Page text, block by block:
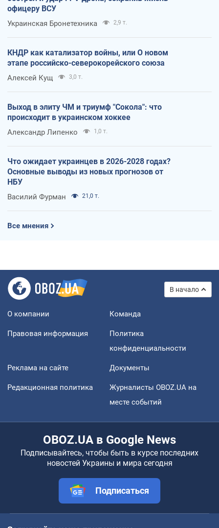
офицеру ВСУ
Украинская Бронетехника 2,9 т.
КНДР как катализатор войны, или О новом
этапе российско-северокорейского союза
Алексей Кущ 3,0 т.
Выход в элиту ЧМ и триумф "Сокола": что
происходит в украинском хоккее
Александр Липенко 1,0 т.
Что ожидает украинцев в 2026-2028 годах?
Основные выводы из новых прогнозов от
НБУ
Василий Фурман 21,0 т.
Все мнения
В начало
О компании Команда
Правовая информация
Политика
конфиденциальности
Реклама на сайте Документы
Редакционная политика
Журналисты OBOZ.UA на
месте событий
OBOZ.UA в Google News
Подписывайтесь, чтобы быть в курсе последних
новостей Украины и мира сегодня
Подписаться